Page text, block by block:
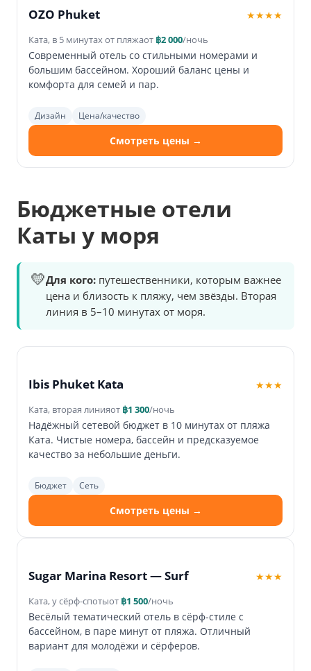
OZO Phuket ★★★★
Ката, в 5 минутах от пляжаот ฿2 000/ночь
Современный отель со стильными номерами и
большим бассейном. Хороший баланс цены и
комфорта для семей и пар.
Дизайн Цена/качество
Смотреть цены →
Бюджетные отели
Каты у моря
💛Для кого: путешественники, которым важнее
цена и близость к пляжу, чем звёзды. Вторая
линия в 5–10 минутах от моря.
Ibis Phuket Kata ★★★
Ката, вторая линияот ฿1 300/ночь
Надёжный сетевой бюджет в 10 минутах от пляжа
Ката. Чистые номера, бассейн и предсказуемое
качество за небольшие деньги.
Бюджет Сеть
Смотреть цены →
Sugar Marina Resort — Surf ★★★
Ката, у сёрф-спотыот ฿1 500/ночь
Весёлый тематический отель в сёрф-стиле с
бассейном, в паре минут от пляжа. Отличный
вариант для молодёжи и сёрферов.